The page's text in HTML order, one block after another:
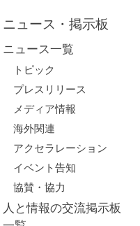
ニュース・掲示板
ニュース一覧
トピック
プレスリリース
メディア情報
海外関連
アクセラレーション
イベント告知
協賛・協力
人と情報の交流掲示板